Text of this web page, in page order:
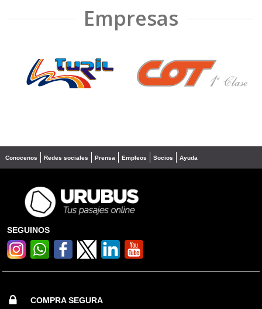
Empresas
❮ ❯
Conocenos Redes sociales Prensa Empleos Socios Ayuda
SEGUINOS
COMPRA SEGURA